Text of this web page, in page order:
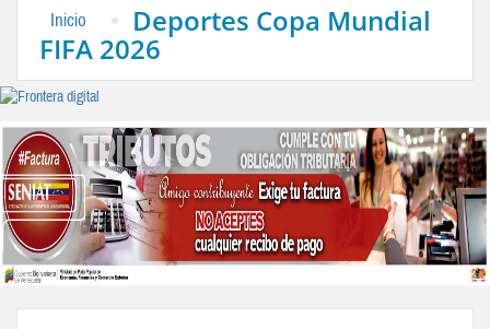
Inicio Deportes Copa Mundial
FIFA 2026